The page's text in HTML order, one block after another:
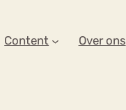
Content Over ons